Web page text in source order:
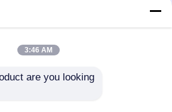
PLC Công Nghiệp
Cho Cáp Thép Gia Cố
Tốc Độ 60km/H
Giá tốt nhất
3:46 AM
are you looking